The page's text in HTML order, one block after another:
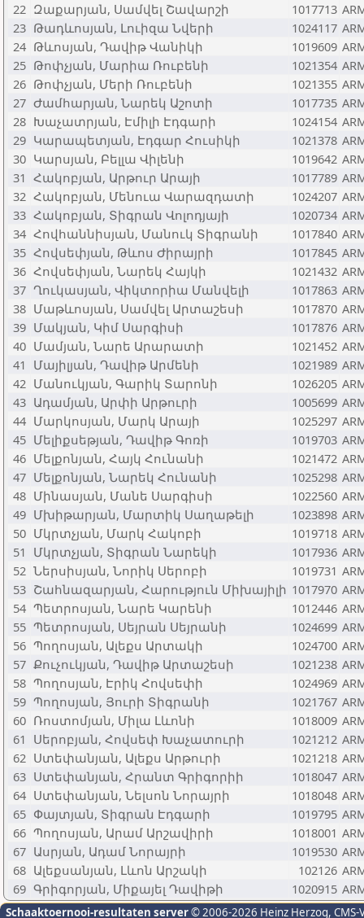
22 Զաքարյան, Սամվել Շավարշի 1017713
23 Թադևոսյան, Լուիզա Նվերի 1024117
24 Թևոսյան, Դավիթ Վանիկի 1019609
25 Թոփչյան, Մարիա Ռուբենի 1021354
26 Թոփչյան, Մերի Ռուբենի 1021355
27 Ժամհարյան, Նարեկ Աշոտի 1017735
28 Խաչատրյան, Էմիլի Էդգարի 1024154
29 Կարապետյան, Էդգար Հուսիկի 1021378
30 Կարսյան, Բելլա Վիլենի 1019642
31 Հակոբյան, Արթուր Արայի 1017789
32 Հակոբյան, Մենուա Վարազդատի 1024207
33 Հակոբյան, Տիգրան Վոլոդյայի 1020734
34 Հովհաննիսյան, Մանուկ Տիգրանի 1017840
35 Հովսեփյան, Թևոս Ժիրայրի 1017845
36 Հովսեփյան, Նարեկ Հայկի 1021432
37 Ղուկասյան, Վիկտորիա Մանվելի 1017863
38 Մաթևոսյան, Սամվել Արտաշեսի 1017870
39 Մակյան, Կիմ Սարգիսի 1017876
40 Մամյան, Նարե Արարատի 1021452
41 Մայիլյան, Դավիթ Արմենի 1021989
42 Մանուկյան, Գարիկ Տարոնի 1026205
43 Ադամյան, Արփի Արթուրի 1005699
44 Մարկոսյան, Մարկ Արայի 1025297
45 Մելիքսեթյան, Դավիթ Գոռի 1019703
46 Մելքոնյան, Հայկ Հունանի 1021472
47 Մելքոնյան, Նարեկ Հունանի 1025298
48 Մինասյան, Մանե Սարգիսի 1022560
49 Մխիթարյան, Մարտիկ Սաղաթելի 1023898
50 Մկրտչյան, Մարկ Հակոբի 1019718
51 Մկրտչյան, Տիգրան Նարեկի 1017936
52 Ներսիսյան, Նորիկ Սերոբի 1019731
53 Շահնազարյան, Հարություն Միխայիլի 1017970
54 Պետրոսյան, Նարե Կարենի 1012446
55 Պետրոսյան, Սեյրան Սեյրանի 1024699
56 Պողոսյան, Ալեքս Արտակի 1024700
57 Քուչուկյան, Դավիթ Արտաշեսի 1021238
58 Պողոսյան, Էրիկ Հովսեփի 1024969
59 Պողոսյան, Յուրի Տիգրանի 1021767
60 Ռոստոմյան, Միլա Լևոնի 1018009
61 Սերոբյան, Հովսեփ Խաչատուրի 1021212
62 Ստեփանյան, Ալեքս Արթուրի 1021218
63 Ստեփանյան, Հրանտ Գրիգորիի 1018047
64 Ստեփանյան, Նելսոն Նորայրի 1018048
65 Փայտյան, Տիգրան Էդգարի 1019795
66 Պողոսյան, Արամ Արշավիրի 1018001
67 Ասրյան, Ադամ Նորայրի 1019530
68 Ալեքսանյան, Լևոն Արշակի 102126
69 Գրիգորյան, Միքայել Դավիթի 1020915
Schaaktoernooi-resultaten server© 2006-2026 Heinz Herzog,